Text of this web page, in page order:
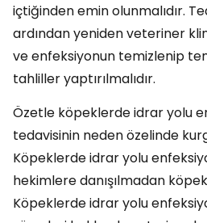
içtiğinden emin olunmalıdır.
ardından yeniden veteriner
ve enfeksiyonun temizlenip
tahliller yaptırılmalıdır.
Özetle köpeklerde idrar yolu
tedavisinin neden özelinde
Köpeklerde idrar yolu
hekimlere danışılmadan
Köpeklerde idrar yolu